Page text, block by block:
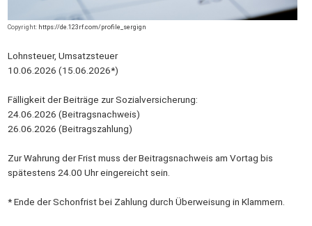
Copyright: https://de.123rf.com/profile_sergign
Lohnsteuer, Umsatzsteuer
10.06.2026 (15.06.2026*)
Fälligkeit der Beiträge zur Sozialversicherung:
24.06.2026 (Beitragsnachweis)
26.06.2026 (Beitragszahlung)
Zur Wahrung der Frist muss der Beitragsnachweis am Vortag bis
spätestens 24.00 Uhr eingereicht sein.
* Ende der Schonfrist bei Zahlung durch Überweisung in Klammern.